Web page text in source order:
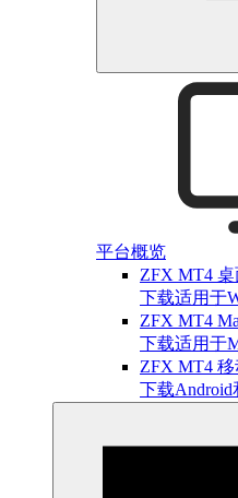
平台概览
ZFX MT4 桌
下载适用于
ZFX MT4
下载适用于
ZFX MT4 移
下载